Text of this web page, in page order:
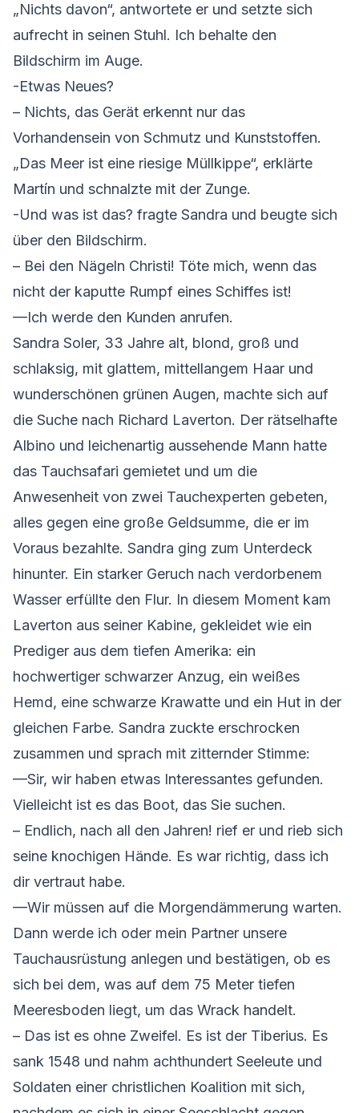
„Nichts davon“, antwortete er und setzte sich
aufrecht in seinen Stuhl. Ich behalte den
Bildschirm im Auge.
-Etwas Neues?
– Nichts, das Gerät erkennt nur das
Vorhandensein von Schmutz und Kunststoffen.
„Das Meer ist eine riesige Müllkippe“, erklärte
Martín und schnalzte mit der Zunge.
-Und was ist das? fragte Sandra und beugte sich
über den Bildschirm.
– Bei den Nägeln Christi! Töte mich, wenn das
nicht der kaputte Rumpf eines Schiffes ist!
—Ich werde den Kunden anrufen.
Sandra Soler, 33 Jahre alt, blond, groß und
schlaksig, mit glattem, mittellangem Haar und
wunderschönen grünen Augen, machte sich auf
die Suche nach Richard Laverton. Der rätselhafte
Albino und leichenartig aussehende Mann hatte
das Tauchsafari gemietet und um die
Anwesenheit von zwei Tauchexperten gebeten,
alles gegen eine große Geldsumme, die er im
Voraus bezahlte. Sandra ging zum Unterdeck
hinunter. Ein starker Geruch nach verdorbenem
Wasser erfüllte den Flur. In diesem Moment kam
Laverton aus seiner Kabine, gekleidet wie ein
Prediger aus dem tiefen Amerika: ein
hochwertiger schwarzer Anzug, ein weißes
Hemd, eine schwarze Krawatte und ein Hut in der
gleichen Farbe. Sandra zuckte erschrocken
zusammen und sprach mit zitternder Stimme:
—Sir, wir haben etwas Interessantes gefunden.
Vielleicht ist es das Boot, das Sie suchen.
– Endlich, nach all den Jahren! rief er und rieb sich
seine knochigen Hände. Es war richtig, dass ich
dir vertraut habe.
—Wir müssen auf die Morgendämmerung warten.
Dann werde ich oder mein Partner unsere
Tauchausrüstung anlegen und bestätigen, ob es
sich bei dem, was auf dem 75 Meter tiefen
Meeresboden liegt, um das Wrack handelt.
– Das ist es ohne Zweifel. Es ist der Tiberius. Es
sank 1548 und nahm achthundert Seeleute und
Soldaten einer christlichen Koalition mit sich,